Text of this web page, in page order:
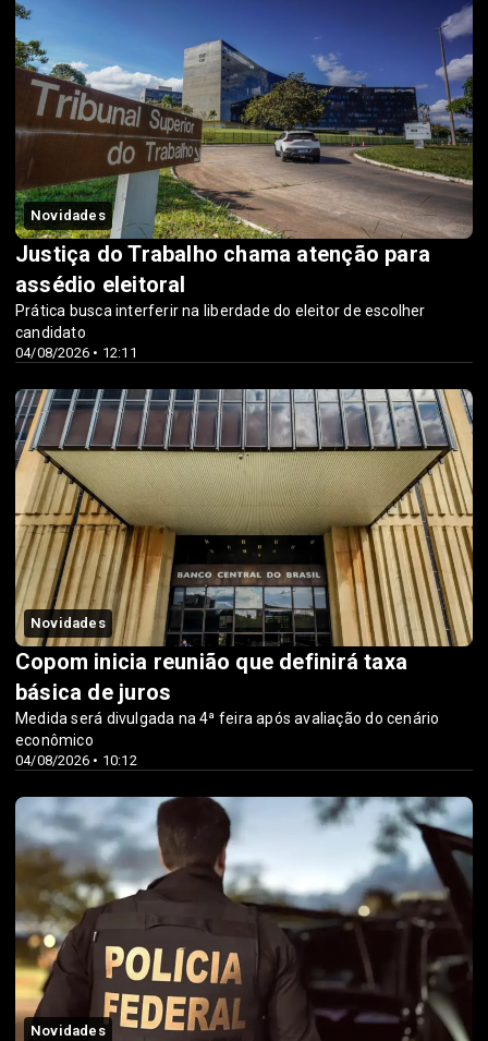
Novidades
04/08/2026 • 12:11
Justiça do Trabalho chama atenção para
assédio eleitoral
Prática busca interferir na liberdade do eleitor de escolher
candidato
Novidades
04/08/2026 • 10:12
Copom inicia reunião que definirá taxa
básica de juros
Medida será divulgada na 4ª feira após avaliação do cenário
econômico
Novidades